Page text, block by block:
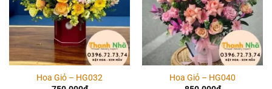
Hoa Giỏ – HG032
Hoa Giỏ – HG040